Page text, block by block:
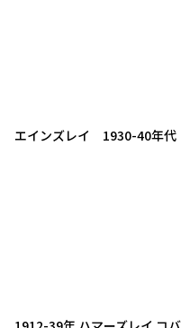
エインズレイ 1930-40年代